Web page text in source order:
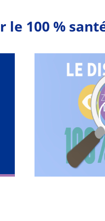
le 100 %